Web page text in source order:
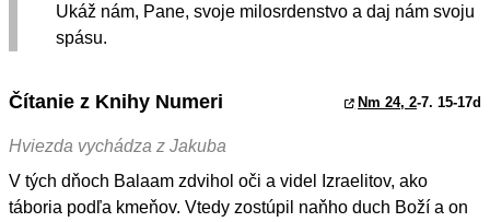
Ukáž nám, Pane, svoje milosrdenstvo a daj nám svoju
spásu.
Čítanie z Knihy Numeri Nm 24, 2-7. 15-17d
Hviezda vychádza z Jakuba
V tých dňoch Balaam zdvihol oči a videl Izraelitov, ako
táboria podľa kmeňov. Vtedy zostúpil naňho duch Boží a on